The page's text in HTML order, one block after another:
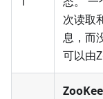
次读取
息，而
可以由